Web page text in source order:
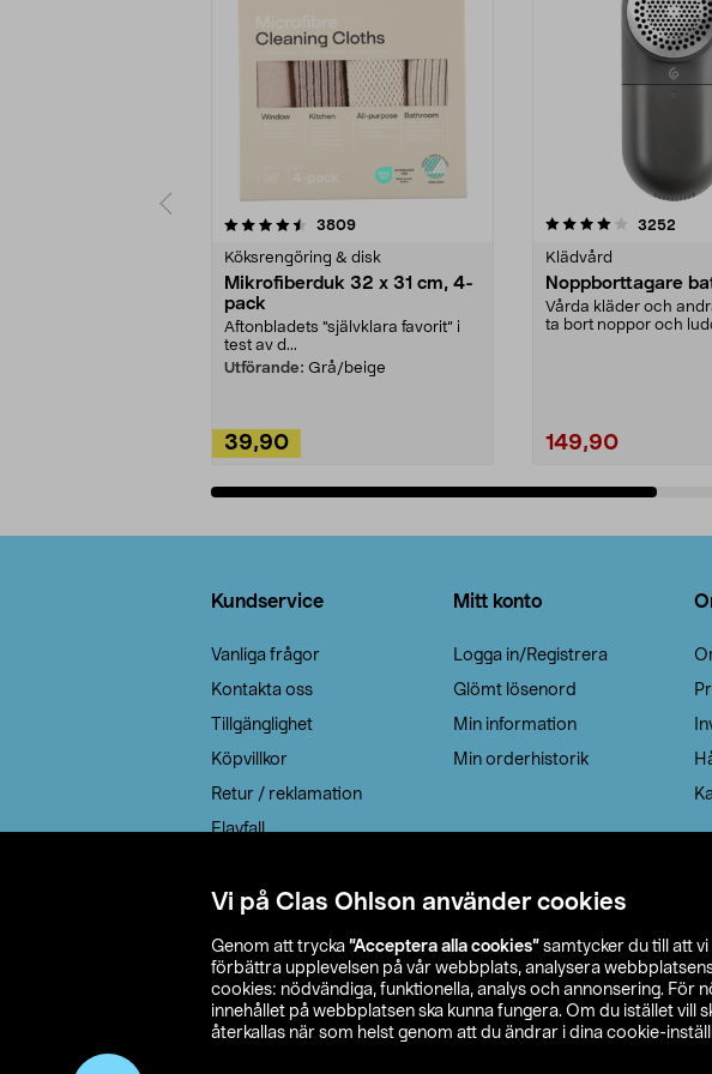
Vi på Clas Ohlson använder cookies
Genom att trycka ”Acceptera alla cookies” samtycker du till att
förbättra upplevelsen på vår webbplats, analysera
cookies: nödvändiga, funktionella, analys och annonsering.
innehållet på webbplatsen ska kunna fungera. Om du istället vill
återkallas när som helst genom att du ändrar i dina cookie-
3809recensioner
Köksrengöring & disk
Mikrofiberduk 32 x 31 cm, 4-
pack
Aftonbladets "självklara favorit” i
test av d...
Utförande: Grå/beige
39,90
4.0av 5 stjärnor 3252
Klädvård
Noppborttagare
Vårda kläder och
ta bort noppor och
149,90
4.5av 5
Kundservice
Vanliga frågor
Kontakta oss
Tillgänglighet
Köpvillkor
Retur / reklamation
Elavfall
Leveransalternativ
Mitt konto
Logga in/Registrera
Glömt lösenord
Min information
Min orderhistorik